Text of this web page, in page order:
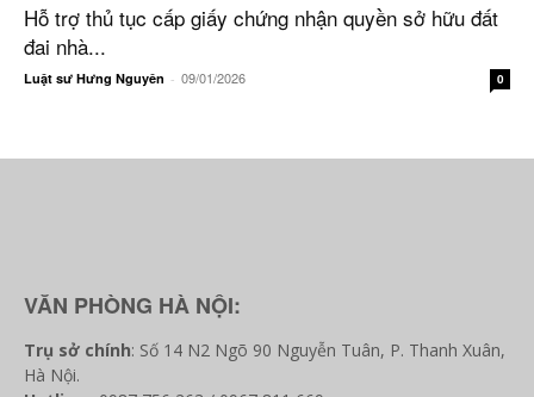
Hỗ trợ thủ tục cấp giấy chứng nhận quyền sở hữu đất
đai nhà...
Luật sư Hưng Nguyên - 09/01/2026 0
VĂN PHÒNG HÀ NỘI:
Trụ sở chính: Số 14 N2 Ngõ 90 Nguyễn Tuân, P. Thanh Xuân,
Hà Nội.